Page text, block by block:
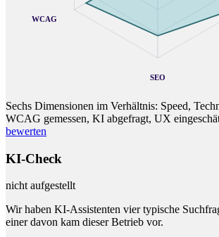
SEO
WCAG
Sechs Dimensionen im Verhältnis: Speed,
WCAG gemessen, KI abgefragt, UX
bewerten
KI-Check
nicht aufgestellt
Wir haben KI-Assistenten vier typische
einer davon kam dieser Betrieb vor.